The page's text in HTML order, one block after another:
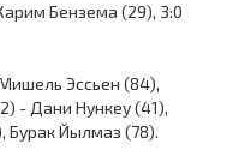
Бензема (29), 3:0
Эссьен (84),
- Дани Нункеу (41),
Бурак Йылмаз (78).